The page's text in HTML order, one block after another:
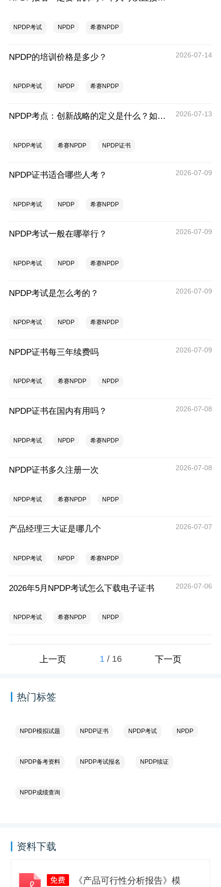
NPDP考试 NPDP 希赛NPDP
NPDP的培训价格是多少？ 2026-07-14
NPDP考试 NPDP 希赛NPDP
NPDP考点：创新战略的定义是什么？如何制定创新战略 2026-07-13
NPDP考试 希赛NPDP NPDP证书
NPDP证书适合哪些人考？ 2026-07-09
NPDP考试 NPDP 希赛NPDP
NPDP考试一般在哪举行？ 2026-07-09
NPDP考试 NPDP 希赛NPDP
NPDP考试是怎么考的？ 2026-07-09
NPDP考试 NPDP 希赛NPDP
NPDP证书每三年续费吗 2026-07-09
NPDP考试 希赛NPDP NPDP
NPDP证书在国内有用吗？ 2026-07-08
NPDP考试 NPDP 希赛NPDP
NPDP证书多久注册一次 2026-07-08
NPDP考试 希赛NPDP NPDP
产品经理三大证是哪几个 2026-07-07
NPDP考试 NPDP 希赛NPDP
2026年5月NPDP考试怎么下载电子证书 2026-07-06
NPDP考试 希赛NPDP NPDP
上一页 1 / 16 下一页
热门标签
NPDP模拟试题 NPDP证书 NPDP考试 NPDP
NPDP备考资料 NPDP考试报名 NPDP续证
NPDP成绩查询
资料下载